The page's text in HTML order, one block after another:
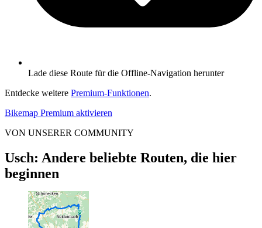
Lade diese Route für die Offline-Navigation herunter
Entdecke weitere Premium-Funktionen.
Bikemap Premium aktivieren
VON UNSERER COMMUNITY
Usch: Andere beliebte Routen, die hier
beginnen